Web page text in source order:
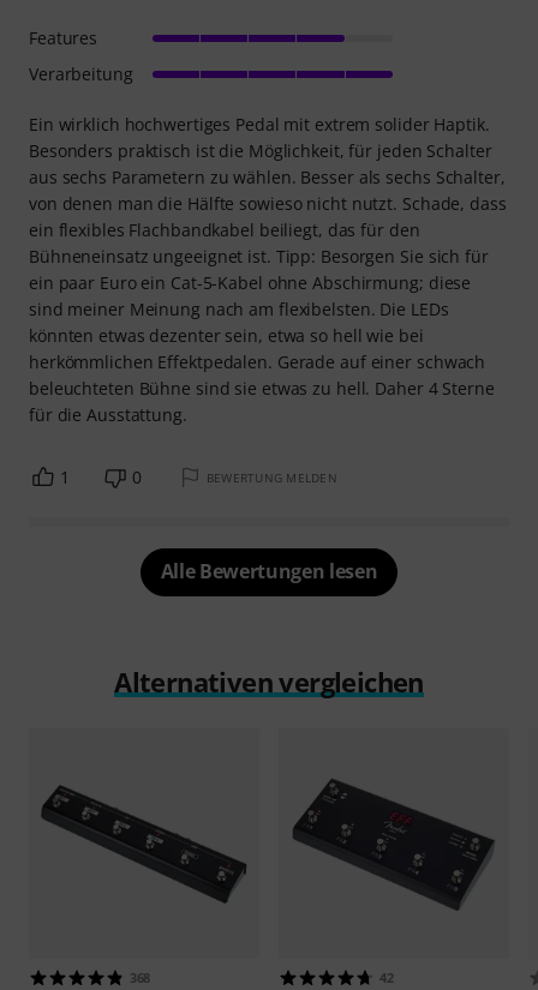
Ein wirklich hochwertiges Pedal mit extrem solider Haptik.
Besonders praktisch ist die Möglichkeit, für jeden Schalter
aus sechs Parametern zu wählen. Besser als sechs Schalter,
von denen man die Hälfte sowieso nicht nutzt. Schade, dass
ein flexibles Flachbandkabel beiliegt, das für den
Bühneneinsatz ungeeignet ist. Tipp: Besorgen Sie sich für
ein paar Euro ein Cat-5-Kabel ohne Abschirmung; diese
sind meiner Meinung nach am flexibelsten. Die LEDs
könnten etwas dezenter sein, etwa so hell wie bei
herkömmlichen Effektpedalen. Gerade auf einer schwach
beleuchteten Bühne sind sie etwas zu hell. Daher 4 Sterne
für die Ausstattung.
Features
Verarbeitung
1 0 BEWERTUNG MELDEN
Alle Bewertungen lesen
Alternativen vergleichen
368 42